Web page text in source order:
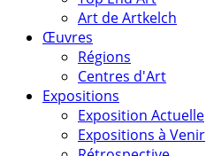
Art de Artkelch
Œuvres
Régions
Centres d'Art
Expositions
Exposition Actuelle
Expositions à Venir